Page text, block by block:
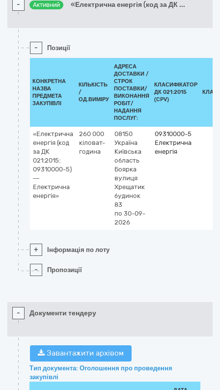
- Активний «Електрична енергія (код за ДК ...
- Позиції
КОНКРЕТНА
НАЗВА
ПРЕДМЕТА
ЗАКУПІВЛІ
КІЛЬКІСТЬ
/
ОД.ВИМІРУ
АДРЕСА
ДОСТАВКИ /
СТРОК
ПОСТАВКИ/
ВИКОНАННЯ
РОБІТ/
НАДАННЯ
ПОСЛУГ:
КЛАСИФІКАТОР
ДК 021:2015
(CPV)
«Електрична
енергія (код
за ДК
021:2015:
09310000-5)
—
Електрична
енергія»
260 000
кіловат-
година
08150
Україна
Київська
область
Боярка
вулиця
Хрещатик
будинок
83
по 30-09-
2026
09310000-5
Електрична
енергія
+ Інформація по лоту
- Пропозиції
- Документи тендеру
Завантажити архівом
Тип документа: Оголошення про проведення
закупівлі